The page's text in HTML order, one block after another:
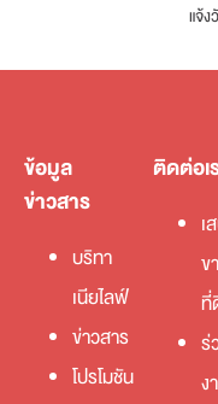
แจ้
ข้อมูล
ข่าวสาร
บริทา
เนียไลฟ์
ข่าวสาร
โปรโมชัน
ติดต่อเ
เ
ข
ร่
ง